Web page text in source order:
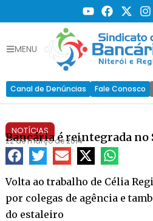
MENU
Canal de Denúncias Fale Conosco
NOTÍCIAS
Bancária é reintegrada no
22 de março de 2014
Volta ao trabalho de Célia
por colegas de agência e
do estaleiro